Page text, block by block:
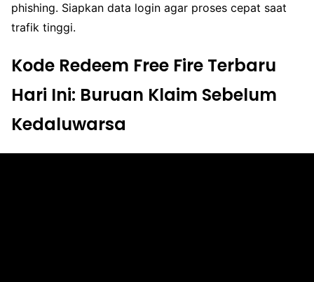
phishing. Siapkan data login agar proses cepat saat
trafik tinggi.
Kode Redeem Free Fire Terbaru
Hari Ini: Buruan Klaim Sebelum
Kedaluwarsa